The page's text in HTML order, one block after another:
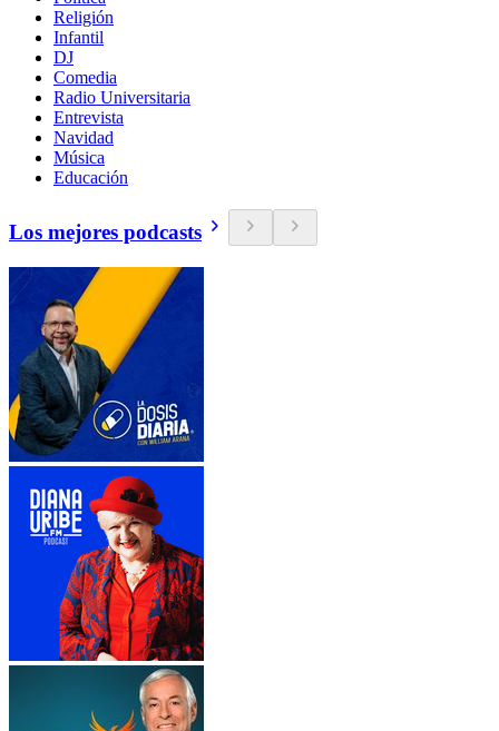
Religión
Infantil
DJ
Comedia
Radio Universitaria
Entrevista
Navidad
Música
Educación
Los mejores podcasts